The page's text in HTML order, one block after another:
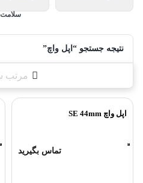
سلامت
نتیجه جستجو “اپل واچ”
مرتب
اپل واچ SE 44mm
تماس بگیرید